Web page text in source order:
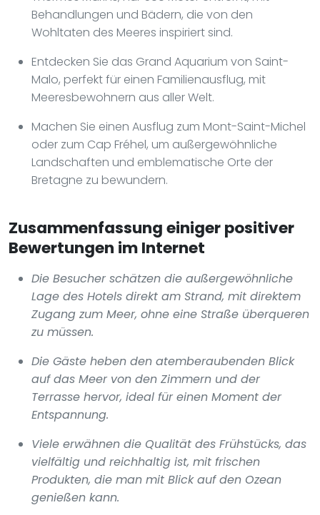
Behandlungen und Bädern, die von den
Wohltaten des Meeres inspiriert sind.
Entdecken Sie das Grand Aquarium von Saint-
Malo, perfekt für einen Familienausflug, mit
Meeresbewohnern aus aller Welt.
Machen Sie einen Ausflug zum Mont-Saint-Michel
oder zum Cap Fréhel, um außergewöhnliche
Landschaften und emblematische Orte der
Bretagne zu bewundern.
Zusammenfassung einiger positiver
Bewertungen im Internet
Die Besucher schätzen die außergewöhnliche
Lage des Hotels direkt am Strand, mit direktem
Zugang zum Meer, ohne eine Straße überqueren
zu müssen.
Die Gäste heben den atemberaubenden Blick
auf das Meer von den Zimmern und der
Terrasse hervor, ideal für einen Moment der
Entspannung.
Viele erwähnen die Qualität des Frühstücks, das
vielfältig und reichhaltig ist, mit frischen
Produkten, die man mit Blick auf den Ozean
genießen kann.